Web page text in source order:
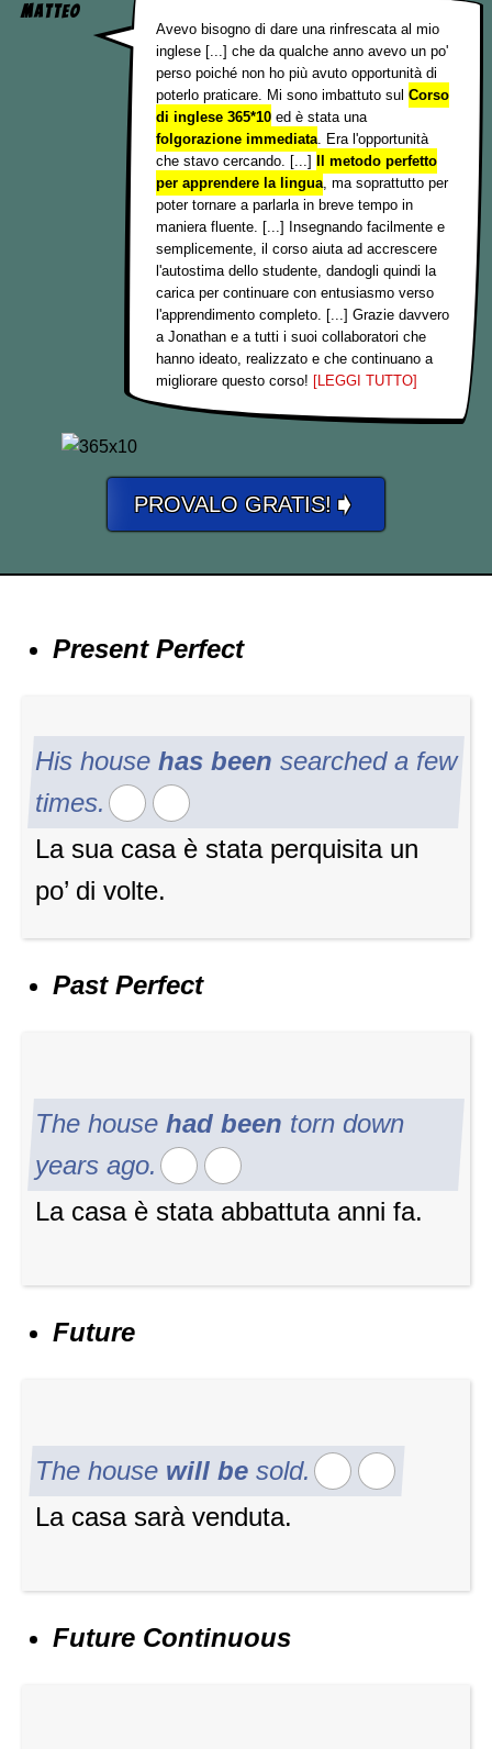
Matteo
Avevo bisogno di dare una rinfrescata al mio
inglese [...] che da qualche anno avevo un po'
perso poiché non ho più avuto opportunità di
poterlo praticare. Mi sono imbattuto sul Corso
di inglese 365*10 ed è stata una
folgorazione immediata . Era l'opportunità
che stavo cercando. [...]
Il metodo perfetto
per apprendere la lingua , ma soprattutto per
poter tornare a parlarla in breve tempo in
maniera fluente. [...] Insegnando facilmente e
semplicemente, il corso aiuta ad accrescere
l'autostima dello studente, dandogli quindi la
carica per continuare con entusiasmo verso
l'apprendimento completo. [...] Grazie davvero
a Jonathan e a tutti i suoi collaboratori che
hanno ideato, realizzato e che continuano a
migliorare questo corso! [LEGGI TUTTO]
PROVALO GRATIS! ➧
Present Perfect
His house has been searched a few
times.
La sua casa è stata perquisita un
po’ di volte.
Past Perfect
The house had been torn down
years ago.
La casa è stata abbattuta anni fa.
Future
The house will be sold.
La casa sarà venduta.
Future Continuous